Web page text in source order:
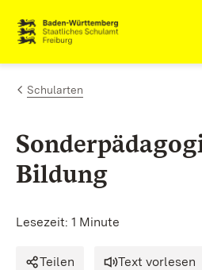
Zum Inhalt springen
Link zur Startseite
Schularten
Bildung
Lesezeit: 1 Minute
Teilen Text vorlesen